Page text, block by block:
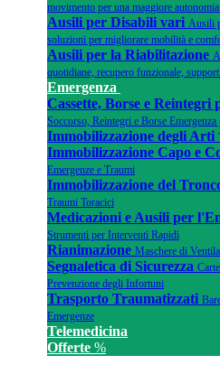
movimento per una maggiore
Ausili per Disabili vari Ausili
soluzioni per migliorare mobilità e
Ausili per la Riabilitazione
quotidiane, recupero funzionale,
Emergenza
Cassette, Borse e Reintegri
Soccorso, Reintegri e Borse
Immobilizzazione degli Arti
Immobilizzazione Capo e
Emergenze e Traumi
Immobilizzazione del
Traumi Toracici
Medicazioni e Ausili per
Strumenti per Interventi Rapidi
Rianimazione Maschere di
Segnaletica di Sicurezza
Prevenzione degli Infortuni
Trasporto Traumatizzati
Emergenze
Telemedicina
Offerte %